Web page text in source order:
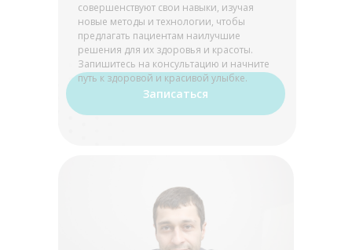
Записаться
совершенствуют свои навыки, изучая
новые методы и технологии, чтобы
предлагать пациентам наилучшие
решения для их здоровья и красоты.
Запишитесь на консультацию и начните
путь к здоровой и красивой улыбке.